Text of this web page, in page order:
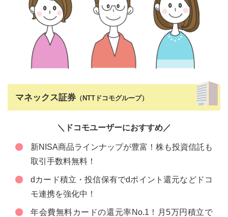
マネックス証券 （NTTドコモグループ）
＼ドコモユーザーにおすすめ／
新NISA商品ラインナップが豊富！株も投資信託も
取引手数料無料！
dカード積立・投信保有でdポイント還元などドコ
モ連携を強化中！
年会費無料カードの還元率No.1！月5万円積立で